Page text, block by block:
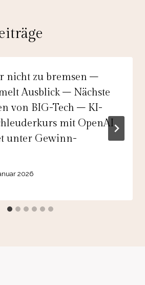
nicht zu bremsen –
Ausblick – Nächste
von BIG-Tech – KI-
mit OpenAI
unter Gewinn-
2026